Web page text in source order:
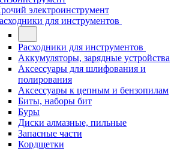
электроинструмент
для инструментов
Расходники для инструментов
Аккумуляторы, зарядные устройства
Аксессуары для шлифования и
полирования
Аксессуары к цепным и бензопилам
Биты, наборы бит
Буры
Диски алмазные, пильные
Запасные части
Кордщетки